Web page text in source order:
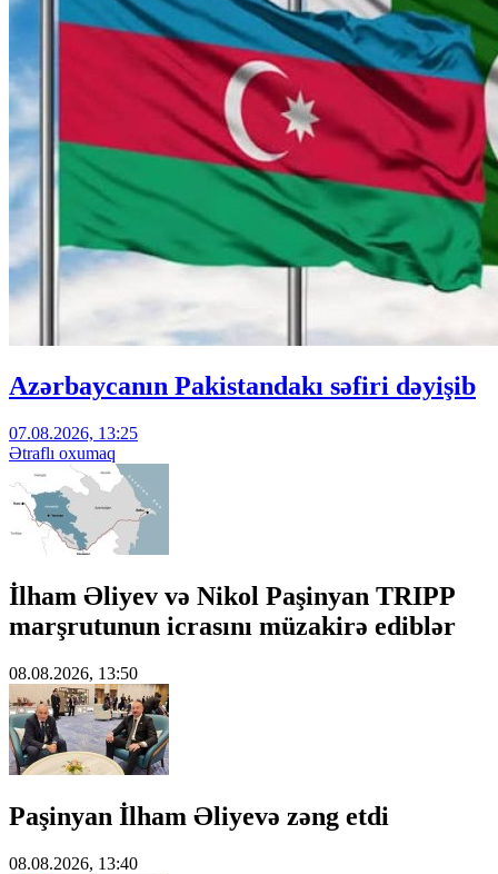
Azərbaycanın Pakistandakı səfiri dəyişib
07.08.2026, 13:25
Ətraflı oxumaq
İlham Əliyev və Nikol Paşinyan TRIPP
marşrutunun icrasını müzakirə ediblər
08.08.2026, 13:50
Paşinyan İlham Əliyevə zəng etdi
08.08.2026, 13:40